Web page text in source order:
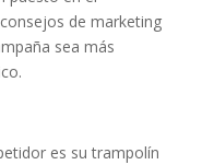
de marketing
sea más
es su trampolín